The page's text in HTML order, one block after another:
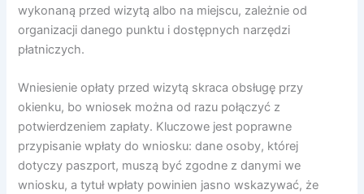
wykonaną przed wizytą albo na miejscu, zależnie od
organizacji danego punktu i dostępnych narzędzi
płatniczych.
Wniesienie opłaty przed wizytą skraca obsługę przy
okienku, bo wniosek można od razu połączyć z
potwierdzeniem zapłaty. Kluczowe jest poprawne
przypisanie wpłaty do wniosku: dane osoby, której
dotyczy paszport, muszą być zgodne z danymi we
wniosku, a tytuł wpłaty powinien jasno wskazywać, że